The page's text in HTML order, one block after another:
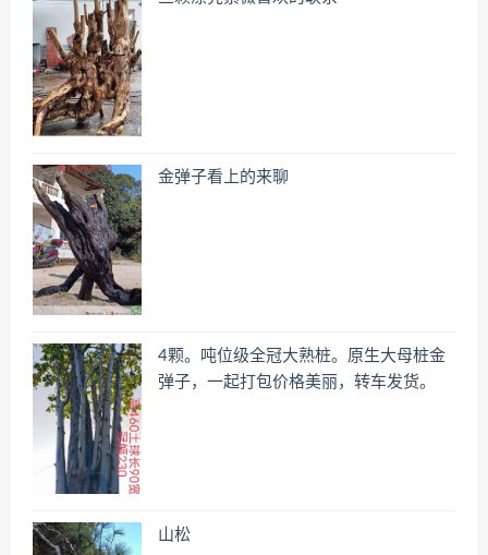
金弹子看上的来聊
4颗。吨位级全冠大熟桩。原生大母桩金
弹子，一起打包价格美丽，转车发货。
山松